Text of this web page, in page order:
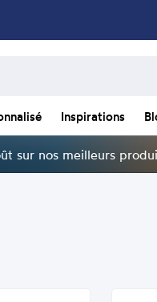
Inspirations
sur nos meilleurs